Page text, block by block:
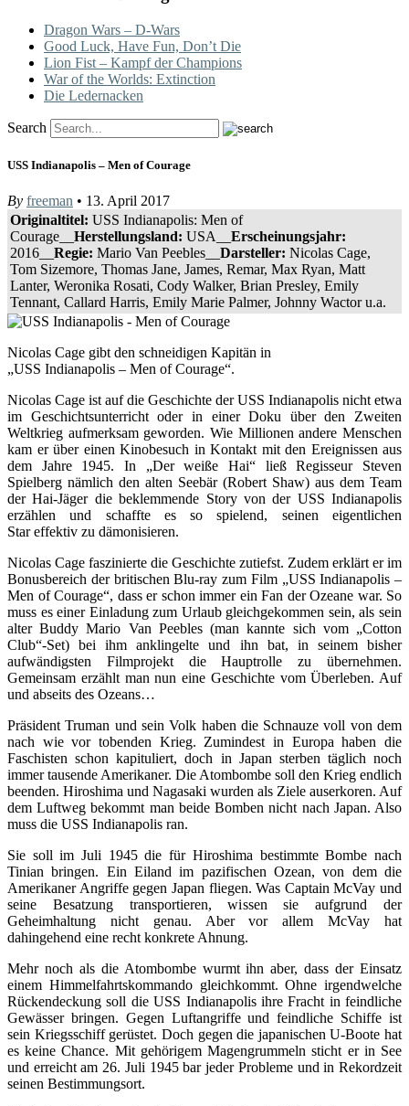
Dragon Wars – D-Wars
Good Luck, Have Fun, Don’t Die
Lion Fist – Kampf der Champions
War of the Worlds: Extinction
Die Ledernacken
Search
USS Indianapolis – Men of Courage
By freeman • 13. April 2017
Originaltitel: USS Indianapolis: Men of
Courage__ Herstellungsland: USA__ Erscheinungsjahr:
2016__ Regie: Mario Van Peebles__ Darsteller: Nicolas Cage,
Tom Sizemore, Thomas Jane, James, Remar, Max Ryan, Matt
Lanter, Weronika Rosati, Cody Walker, Brian Presley, Emily
Tennant, Callard Harris, Emily Marie Palmer, Johnny Wactor u.a.
Nicolas Cage gibt den schneidigen Kapitän in
„USS Indianapolis – Men of Courage“.
Nicolas Cage ist auf die Geschichte der USS Indianapolis nicht etwa
im Geschichtsunterricht oder in einer Doku über den Zweiten
Weltkrieg aufmerksam geworden. Wie Millionen andere Menschen
kam er über einen Kinobesuch in Kontakt mit den Ereignissen aus
dem Jahre 1945. In „Der weiße Hai“ ließ Regisseur Steven
Spielberg nämlich den alten Seebär (Robert Shaw) aus dem Team
der Hai-Jäger die beklemmende Story von der USS Indianapolis
erzählen und schaffte es so spielend, seinen eigentlichen
Star effektiv zu dämonisieren.
Nicolas Cage faszinierte die Geschichte zutiefst. Zudem erklärt er im
Bonusbereich der britischen Blu-ray zum Film „USS Indianapolis –
Men of Courage“, dass er schon immer ein Fan der Ozeane war. So
muss es einer Einladung zum Urlaub gleichgekommen sein, als sein
alter Buddy Mario Van Peebles (man kannte sich vom „Cotton
Club“-Set) bei ihm anklingelte und ihn bat, in seinem bisher
aufwändigsten Filmprojekt die Hauptrolle zu übernehmen.
Gemeinsam erzählt man nun eine Geschichte vom Überleben. Auf
und abseits des Ozeans…
Präsident Truman und sein Volk haben die Schnauze voll von dem
nach wie vor tobenden Krieg. Zumindest in Europa haben die
Faschisten schon kapituliert, doch in Japan sterben täglich noch
immer tausende Amerikaner. Die Atombombe soll den Krieg endlich
beenden. Hiroshima und Nagasaki wurden als Ziele auserkoren. Auf
dem Luftweg bekommt man beide Bomben nicht nach Japan. Also
muss die USS Indianapolis ran.
Sie soll im Juli 1945 die für Hiroshima bestimmte Bombe nach
Tinian bringen. Ein Eiland im pazifischen Ozean, von dem die
Amerikaner Angriffe gegen Japan fliegen. Was Captain McVay und
seine Besatzung transportieren, wissen sie aufgrund der
Geheimhaltung nicht genau. Aber vor allem McVay hat
dahingehend eine recht konkrete Ahnung.
Mehr noch als die Atombombe wurmt ihn aber, dass der Einsatz
einem Himmelfahrtskommando gleichkommt. Ohne irgendwelche
Rückendeckung soll die USS Indianapolis ihre Fracht in feindliche
Gewässer bringen. Gegen Luftangriffe und feindliche Schiffe ist
sein Kriegsschiff gerüstet. Doch gegen die japanischen U-Boote hat
es keine Chance. Mit gehörigem Magengrummeln sticht er in See
und erreicht am 26. Juli 1945 bar jeder Probleme und in Rekordzeit
seinen Bestimmungsort.